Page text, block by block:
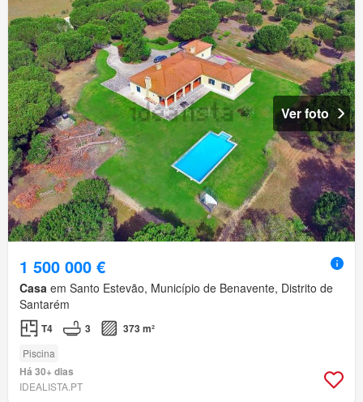
Ver foto
1 500 000 €
Casa em Santo Estevão, Município de Benavente, Distrito de
Santarém
T4 3 373 m²
Piscina
Há 30+ dias
IDEALISTA.PT